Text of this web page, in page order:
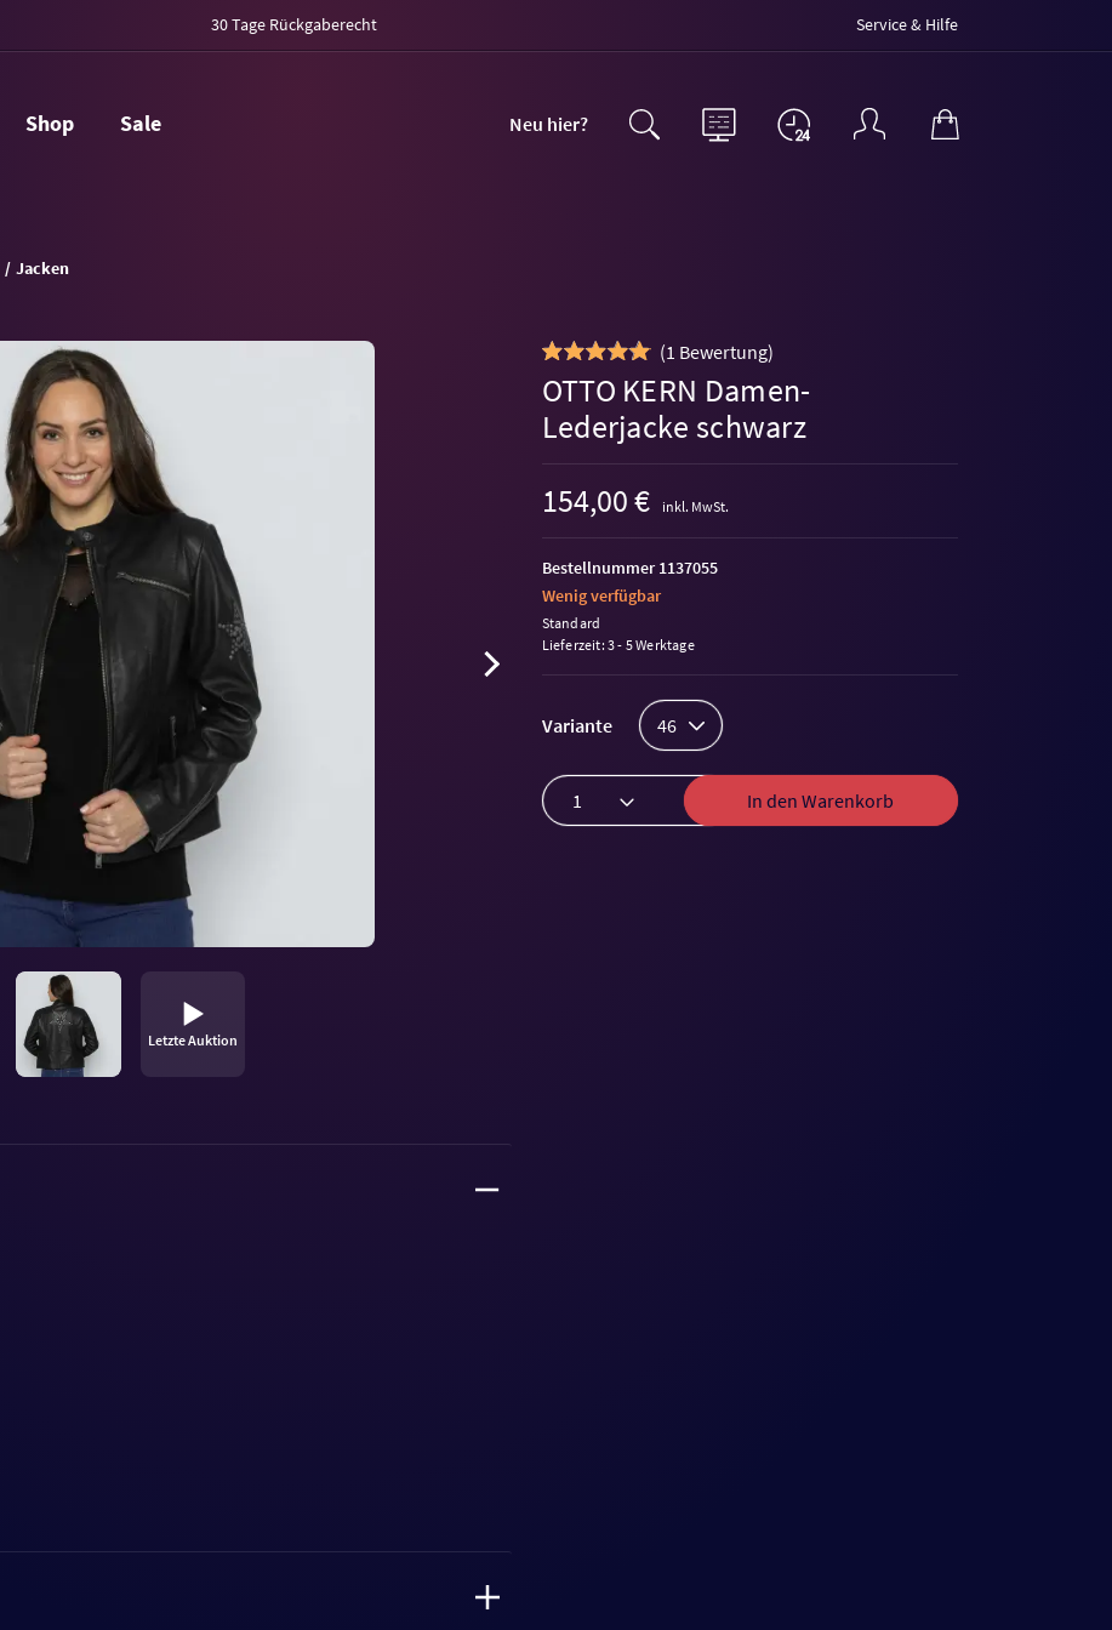
30 Tage Rückgaberecht Service & Hilfe
Shop Sale Neu hier?
Jacken
Letzte Auktion
(1 Bewertung)
OTTO KERN Damen-
Lederjacke schwarz
154,00 €
inkl. MwSt.
Variante 46
In den Warenkorb
Bestellnummer 1137055
Wenig verfügbar
Standard
Lieferzeit: 3 - 5 Werktage